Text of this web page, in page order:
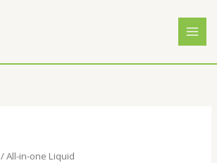
/ All-in-one Liquid